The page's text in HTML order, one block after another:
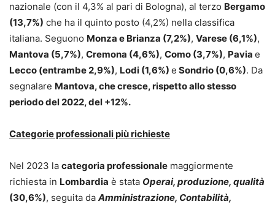
nazionale (con il 4,3% al pari di Bologna), al terzo Bergamo
(13,7%) che ha il quinto posto (4,2%) nella classifica
italiana. Seguono Monza e Brianza (7,2%), Varese (6,1%),
Mantova (5,7%), Cremona (4,6%), Como (3,7%), Pavia e
Lecco (entrambe 2,9%), Lodi (1,6%) e Sondrio (0,6%). Da
segnalare Mantova, che cresce, rispetto allo stesso
periodo del 2022, del +12%.
Categorie professionali più richieste
Nel 2023 la categoria professionale maggiormente
richiesta in Lombardia è stata Operai, produzione, qualità
(30,6%), seguita da Amministrazione, Contabilità,